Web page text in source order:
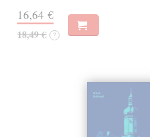
16,64 €
18,49 € ?